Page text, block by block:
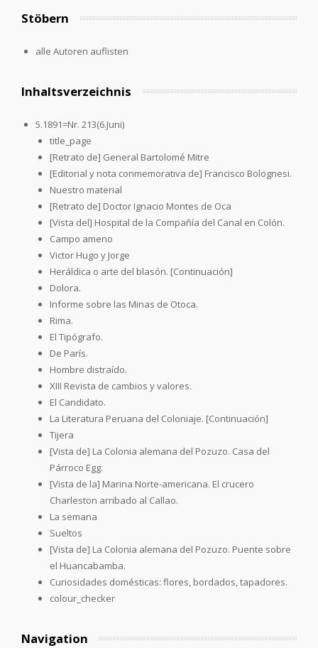
Stöbern
alle Autoren auflisten
Inhaltsverzeichnis
5.1891=Nr. 213(6.Juni)
title_page
[Retrato de] General Bartolomé Mitre
[Editorial y nota conmemorativa de] Francisco Bolognesi.
Nuestro material
[Retrato de] Doctor Ignacio Montes de Oca
[Vista del] Hospital de la Compañía del Canal en Colón.
Campo ameno
Victor Hugo y Jorge
Heráldica o arte del blasón. [Continuación]
Dolora.
Informe sobre las Minas de Otoca.
Rima.
El Tipógrafo.
De París.
Hombre distraído.
XIII Revista de cambios y valores.
El Candidato.
La Literatura Peruana del Coloniaje. [Continuación]
Tijera
[Vista de] La Colonia alemana del Pozuzo. Casa del
Párroco Egg.
[Vista de la] Marina Norte-americana. El crucero
Charleston arribado al Callao.
La semana
Sueltos
[Vista de] La Colonia alemana del Pozuzo. Puente sobre
el Huancabamba.
Curiosidades domésticas: flores, bordados, tapadores.
colour_checker
Navigation